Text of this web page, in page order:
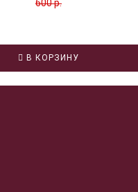
600 р.
В КОРЗИНУ